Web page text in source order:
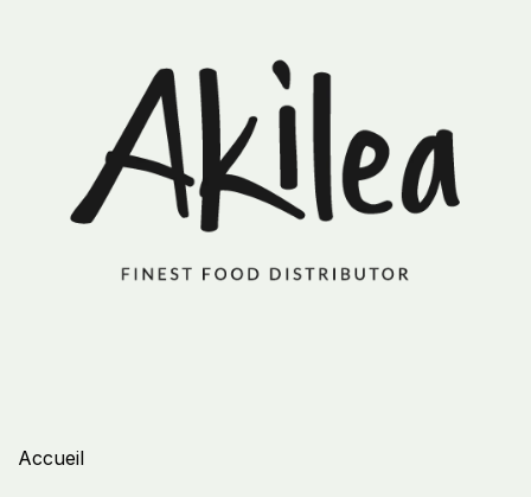
Accueil